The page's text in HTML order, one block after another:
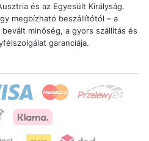
nyomtatott táskák?
tartós technikákkal
mint a műanyag
és az Egyesült Királyság.
megbízható beszállítótól – a
minőség, a gyors szállítás és
garanciája.